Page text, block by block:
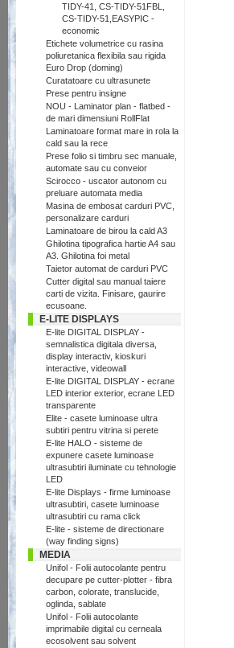
TIDY-41, CS-TIDY-51FBL,
CS-TIDY-51,EASYPIC -
economic
Etichete volumetrice cu rasina
poliuretanica flexibila sau rigida
Euro Drop (doming)
Curatatoare cu ultrasunete
Prese pentru insigne
NOU - Laminator plan - flatbed -
de mari dimensiuni RollFlat
Laminatoare format mare in rola la
cald sau la rece
Prese folio si timbru sec manuale,
automate sau cu conveior
Scirocco - uscator autonom cu
preluare automata media
Masina de embosat carduri PVC,
personalizare carduri
Laminatoare de birou la cald A3
Ghilotina tipografica hartie A4 sau
A3. Ghilotina foi metal
Taietor automat de carduri PVC
Cutter digital sau manual taiere
carti de vizita. Finisare, gaurire
ecusoane.
E-LITE DISPLAYS
E-lite DIGITAL DISPLAY -
semnalistica digitala diversa,
display interactiv, kioskuri
interactive, videowall
E-lite DIGITAL DISPLAY - ecrane
LED interior exterior, ecrane LED
transparente
Elite - casete luminoase ultra
subtiri pentru vitrina si perete
E-lite HALO - sisteme de
expunere casete luminoase
ultrasubtiri iluminate cu tehnologie
LED
E-lite Displays - firme luminoase
ultrasubtiri, casete luminoase
ultrasubtiri cu rama click
E-lite - sisteme de directionare
(way finding signs)
MEDIA
Unifol - Folii autocolante pentru
decupare pe cutter-plotter - fibra
carbon, colorate, translucide,
oglinda, sablate
Unifol - Folii autocolante
imprimabile digital cu cerneala
ecosolvent sau solvent